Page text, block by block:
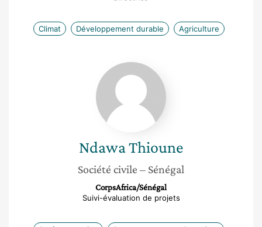
Climat Développement durable Agriculture
Ndawa
Thioune
NdawaThioune
Société civile – Sénégal
CorpsAfrica/Sénégal
Suivi-évaluation de projets